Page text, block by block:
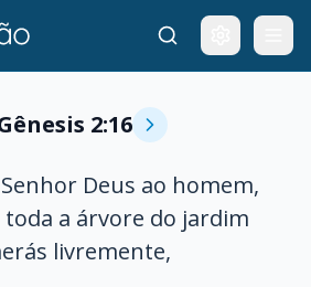
2:16
Deus ao homem,
toda a árvore do jardim
livremente,